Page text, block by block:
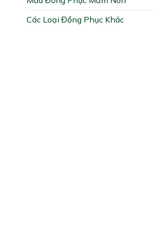
Các Loại Đồng Phục Khác